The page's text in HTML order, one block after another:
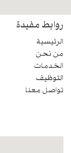
روابط مفيدة
الرئيسية
من نحن
الخدمات
التوظيف
تواصل معنا